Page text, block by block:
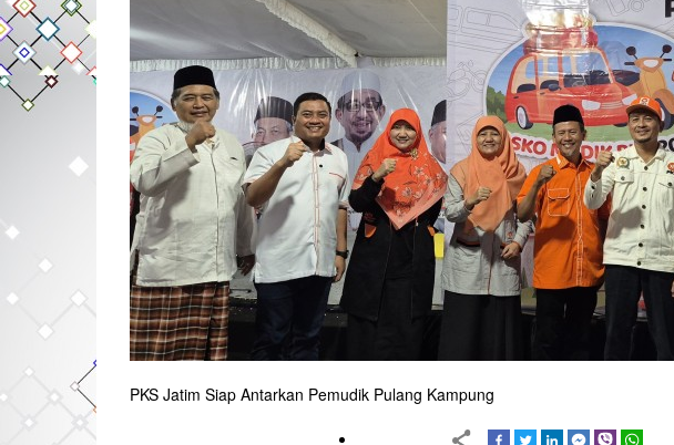
PKS Jatim Siap Antarkan Pemudik Pulang Kampung